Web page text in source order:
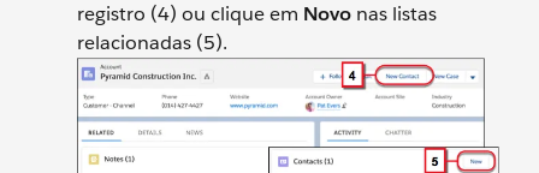
registro (4) ou clique em Novo nas listas
relacionadas (5).